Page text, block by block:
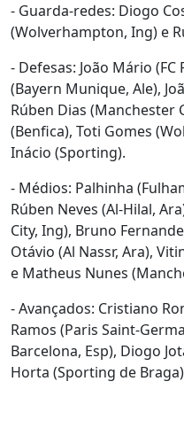
- Guarda-redes: Diogo
(Wolverhampton, Ing) e
- Defesas: João Mário
(Bayern Munique, Ale),
Rúben Dias (Manchester
(Benfica), Toti Gomes
Inácio (Sporting).
- Médios: Palhinha
Rúben Neves (Al-Hilal,
City, Ing), Bruno
Otávio (Al Nassr, Ara),
e Matheus Nunes
- Avançados: Cristiano
Ramos (Paris Saint-
Barcelona, Esp), Diogo
Horta (Sporting de